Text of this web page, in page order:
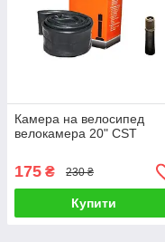
Камера на велосипед
велокамера 20" CST
175 ₴ 230 ₴
Купити